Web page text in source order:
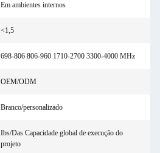
Em ambientes internos
<1,5
698-806 806-960 1710-2700 3300-4000 MHz
OEM/ODM
Branco/personalizado
Ibs/Das Capacidade global de execução do
projeto